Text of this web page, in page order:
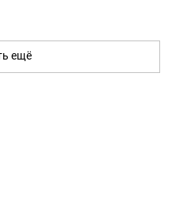
ещё